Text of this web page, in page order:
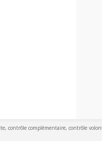
contrôle complémentaire, contrôle